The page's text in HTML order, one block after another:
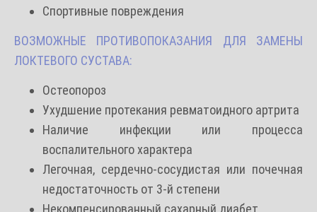
Спортивные повреждения
ВОЗМОЖНЫЕ ПРОТИВОПОКАЗАНИЯ ДЛЯ ЗАМЕНЫ
ЛОКТЕВОГО СУСТАВА:
Остеопороз
Ухудшение протекания ревматоидного артрита
Наличие инфекции или процесса
воспалительного характера
Легочная, сердечно-сосудистая или почечная
недостаточность от 3-й степени
Некомпенсированный сахарный диабет